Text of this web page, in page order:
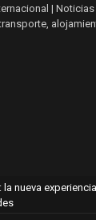
|
nueva experiencia